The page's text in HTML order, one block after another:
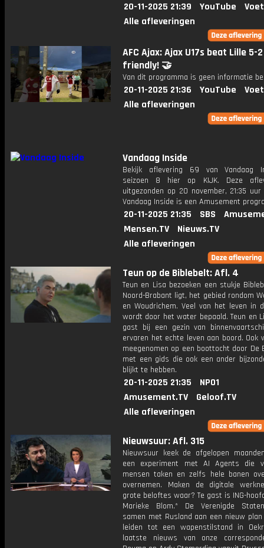
20-11-2025 21:39 YouTube
Alle afleveringen
AFC Ajax: Ajax U17s beat Lille 5-
friendly! 🤝
Van dit programma is geen informatie
20-11-2025 21:36 YouTube
Alle afleveringen
Vandaag Inside
Bekijk aflevering 69 van Vandaag
seizoen 8 hier op KIJK. Deze
uitgezonden op 20 november, 21:35
Vandaag Inside is een Amusement
20-11-2025 21:35 SBS
Mensen.TV
Nieuws.TV
Alle afleveringen
Teun op de Biblebelt: Afl. 4
Teun en Lisa bezoeken een stukje
Noord-Brabant ligt, het gebied rondom
en Woudrichem. Veel van het leven in
wordt door het water bepaald. Teun en
gast bij een gezin van
ervaren het echte leven aan boord. Ook
meegenomen op een boottocht door De
met een gids die ook een ander
blijkt te hebben.
20-11-2025 21:35
NPO1
Amusement.TV
Geloof.TV
Alle afleveringen
Nieuwsuur: Afl. 315
Nieuwsuur keek de afgelopen
een experiment met AI Agents die
mensen taken en zelfs hele banen
overnemen. Maken de digitale
grote beloftes waar? Te gast is ING-
Marieke Blom.* De Verenigde
samen met Rusland aan een nieuw
leiden tot een wapenstilstand in
laatste nieuws van onze